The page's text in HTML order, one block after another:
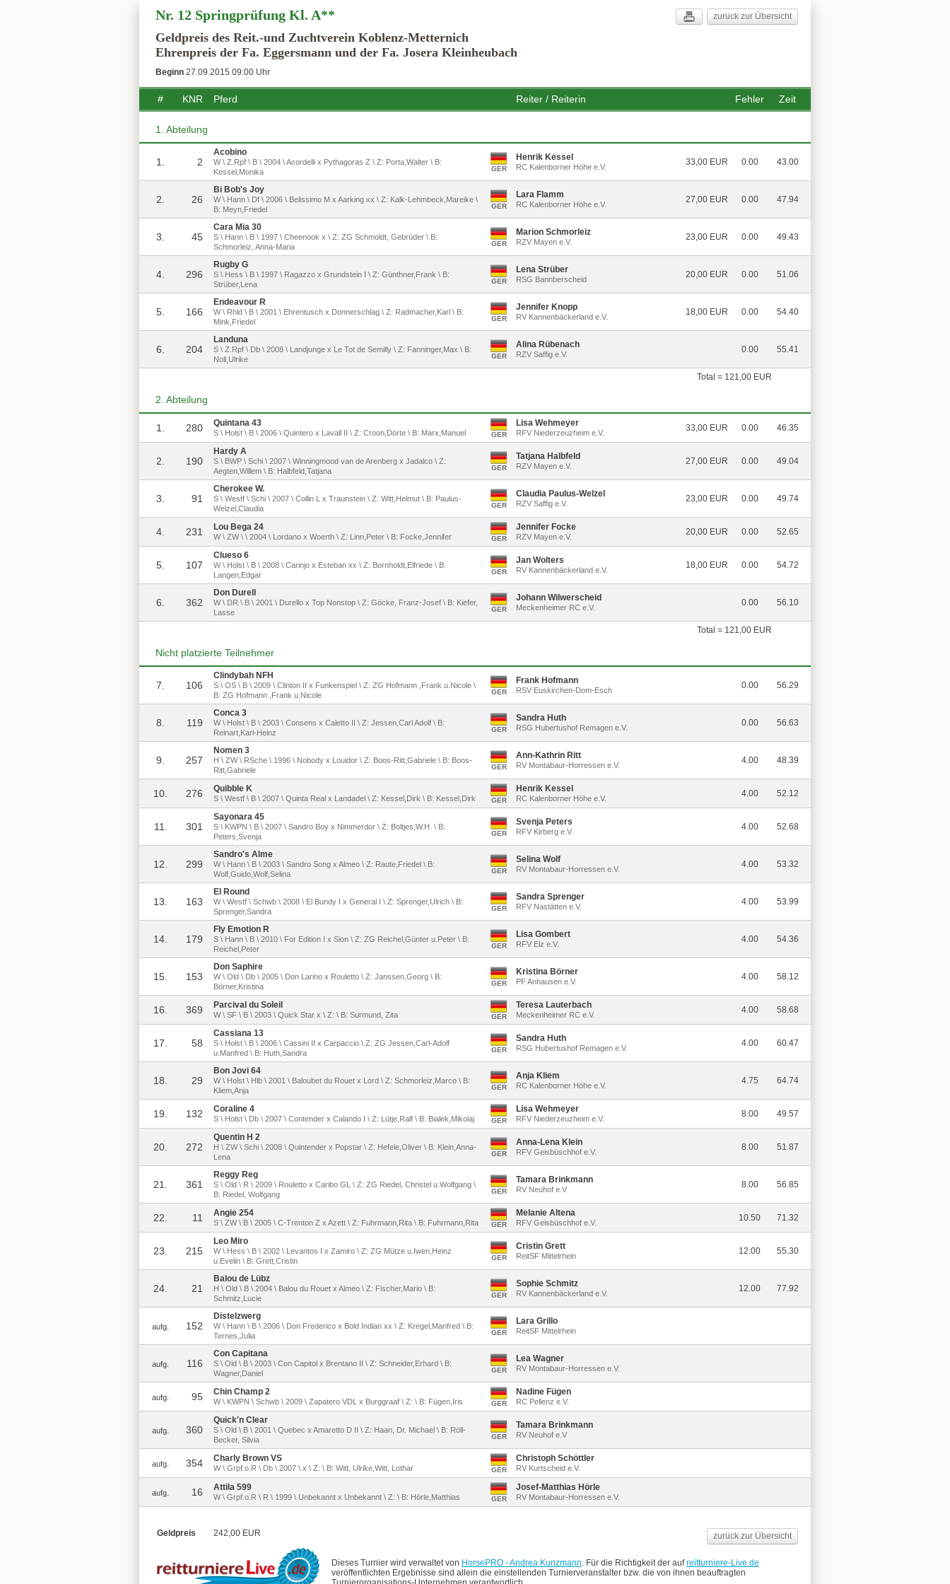
zurück zur Übersicht
Nr. 12 Springprüfung Kl. A**
Geldpreis des Reit.-und Zuchtverein Koblenz-Metternich
Ehrenpreis der Fa. Eggersmann und der Fa. Josera Kleinheubach
Beginn 27.09.2015 09:00 Uhr
# KNR Pferd Reiter / Reiterin Fehler Zeit
1. Abteilung
1. 2
Acobino
W \ Z.Rpf \ B \ 2004 \ Acordelli x Pythagoras Z \ Z: Porta,Walter \ B:
Kessel,Monika
GER
Henrik Kessel
RC Kalenborner Höhe e.V. 33,00 EUR 0.00 43.00
2. 26
Bi Bob's Joy
W \ Hann \ Df \ 2006 \ Belissimo M x Aarking xx \ Z: Kalk-Lehmbeck,Mareike \
B: Meyn,Friedel
GER
Lara Flamm
RC Kalenborner Höhe e.V. 27,00 EUR 0.00 47.94
3. 45
Cara Mia 30
S \ Hann \ B \ 1997 \ Cheenook x \ Z: ZG Schmoldt, Gebrüder \ B:
Schmorleiz, Anna-Maria
GER
Marion Schmorleiz
RZV Mayen e.V. 23,00 EUR 0.00 49.43
4. 296
Rugby G
S \ Hess \ B \ 1997 \ Ragazzo x Grundstein I \ Z: Günthner,Frank \ B:
Strüber,Lena
GER
Lena Strüber
RSG Bannberscheid 20,00 EUR 0.00 51.06
5. 166
Endeavour R
W \ Rhld \ B \ 2001 \ Ehrentusch x Donnerschlag \ Z: Radmacher,Karl \ B:
Mink,Friedel
GER
Jennifer Knopp
RV Kannenbäckerland e.V. 18,00 EUR 0.00 54.40
6. 204
Landuna
S \ Z.Rpf \ Db \ 2008 \ Landjunge x Le Tot de Semilly \ Z: Fanninger,Max \ B:
Noll,Ulrike
GER
Alina Rübenach
RZV Saffig e.V. 0.00 55.41
Total = 121,00 EUR
2. Abteilung
1. 280 Quintana 43
S \ Holst \ B \ 2006 \ Quintero x Lavall II \ Z: Croon,Dörte \ B: Marx,Manuel GER
Lisa Wehmeyer
RFV Niederzeuzheim e.V. 33,00 EUR 0.00 46.35
2. 190
Hardy A
S \ BWP \ Schi \ 2007 \ Winningmood van de Arenberg x Jadalco \ Z:
Aegten,Willem \ B: Halbfeld,Tatjana
GER
Tatjana Halbfeld
RZV Mayen e.V. 27,00 EUR 0.00 49.04
3. 91
Cherokee W.
S \ Westf \ Schi \ 2007 \ Collin L x Traunstein \ Z: Witt,Helmut \ B: Paulus-
Welzel,Claudia
GER
Claudia Paulus-Welzel
RZV Saffig e.V. 23,00 EUR 0.00 49.74
4. 231 Lou Bega 24
W \ ZW \ \ 2004 \ Lordano x Woerth \ Z: Linn,Peter \ B: Focke,Jennifer GER
Jennifer Focke
RZV Mayen e.V. 20,00 EUR 0.00 52.65
5. 107
Clueso 6
W \ Holst \ B \ 2008 \ Carinjo x Esteban xx \ Z: Bornholdt,Elfriede \ B:
Langen,Edgar
GER
Jan Wolters
RV Kannenbäckerland e.V. 18,00 EUR 0.00 54.72
6. 362
Don Durell
W \ DR \ B \ 2001 \ Durello x Top Nonstop \ Z: Göcke, Franz-Josef \ B: Kiefer,
Lasse
GER
Johann Wilwerscheid
Meckenheimer RC e.V. 0.00 56.10
Total = 121,00 EUR
Nicht platzierte Teilnehmer
7. 106
Clindybah NFH
S \ OS \ B \ 2009 \ Clinton II x Funkenspiel \ Z: ZG Hofmann ,Frank u.Nicole \
B: ZG Hofmann ,Frank u.Nicole
GER
Frank Hofmann
RSV Euskirchen-Dom-Esch 0.00 56.29
8. 119
Conca 3
W \ Holst \ B \ 2003 \ Consens x Caletto II \ Z: Jessen,Carl Adolf \ B:
Reinart,Karl-Heinz
GER
Sandra Huth
RSG Hubertushof Remagen e.V. 0.00 56.63
9. 257
Nomen 3
H \ ZW \ RSche \ 1996 \ Nobody x Louidor \ Z: Boos-Ritt,Gabriele \ B: Boos-
Ritt,Gabriele
GER
Ann-Kathrin Ritt
RV Montabaur-Horressen e.V. 4.00 48.39
10. 276 Quibble K
S \ Westf \ B \ 2007 \ Quinta Real x Landadel \ Z: Kessel,Dirk \ B: Kessel,Dirk GER
Henrik Kessel
RC Kalenborner Höhe e.V. 4.00 52.12
11. 301
Sayonara 45
S \ KWPN \ B \ 2007 \ Sandro Boy x Nimmerdor \ Z: Boltjes,W.H. \ B:
Peters,Svenja
GER
Svenja Peters
RFV Kirberg e.V. 4.00 52.68
12. 299
Sandro's Alme
W \ Hann \ B \ 2003 \ Sandro Song x Almeo \ Z: Raute,Friedel \ B:
Wolf,Guido,Wolf,Selina
GER
Selina Wolf
RV Montabaur-Horressen e.V. 4.00 53.32
13. 163
El Round
W \ Westf \ Schwb \ 2008 \ El Bundy I x General I \ Z: Sprenger,Ulrich \ B:
Sprenger,Sandra
GER
Sandra Sprenger
RFV Nastätten e.V. 4.00 53.99
14. 179
Fly Emotion R
S \ Hann \ B \ 2010 \ For Edition I x Sion \ Z: ZG Reichel,Günter u.Peter \ B:
Reichel,Peter
GER
Lisa Gombert
RFV Elz e.V. 4.00 54.36
15. 153
Don Saphire
W \ Old \ Db \ 2005 \ Don Larino x Rouletto \ Z: Janssen,Georg \ B:
Börner,Kristina
GER
Kristina Börner
PF Anhausen e.V. 4.00 58.12
16. 369 Parcival du Soleil
W \ SF \ B \ 2003 \ Quick Star x \ Z: \ B: Surmund, Zita GER
Teresa Lauterbach
Meckenheimer RC e.V. 4.00 58.68
17. 58
Cassiana 13
S \ Holst \ B \ 2006 \ Cassini II x Carpaccio \ Z: ZG Jessen,Carl-Adolf
u.Manfred \ B: Huth,Sandra
GER
Sandra Huth
RSG Hubertushof Remagen e.V. 4.00 60.47
18. 29
Bon Jovi 64
W \ Holst \ Hlb \ 2001 \ Baloubet du Rouet x Lord \ Z: Schmorleiz,Marco \ B:
Kliem,Anja
GER
Anja Kliem
RC Kalenborner Höhe e.V. 4.75 64.74
19. 132 Coraline 4
S \ Holst \ Db \ 2007 \ Contender x Calando I \ Z: Lütje,Ralf \ B: Bialek,Mikolaj GER
Lisa Wehmeyer
RFV Niederzeuzheim e.V. 8.00 49.57
20. 272
Quentin H 2
H \ ZW \ Schi \ 2008 \ Quintender x Popstar \ Z: Hefele,Oliver \ B: Klein,Anna-
Lena
GER
Anna-Lena Klein
RFV Geisbüschhof e.V. 8.00 51.87
21. 361
Reggy Reg
S \ Old \ R \ 2009 \ Rouletto x Caribo GL \ Z: ZG Riedel, Christel u.Wolfgang \
B: Riedel, Wolfgang
GER
Tamara Brinkmann
RV Neuhof e.V 8.00 56.85
22. 11 Angie 254
S \ ZW \ B \ 2005 \ C-Trenton Z x Azett \ Z: Fuhrmann,Rita \ B: Fuhrmann,Rita GER
Melanie Altena
RFV Geisbüschhof e.V. 10.50 71.32
23. 215
Leo Miro
W \ Hess \ B \ 2002 \ Levantos I x Zamiro \ Z: ZG Mütze u.Iwen,Heinz
u.Evelin \ B: Grett,Cristin
GER
Cristin Grett
ReitSF Mittelrhein 12.00 55.30
24. 21
Balou de Lübz
H \ Old \ B \ 2004 \ Balou du Rouet x Almeo \ Z: Fischer,Mario \ B:
Schmitz,Lucie
GER
Sophie Schmitz
RV Kannenbäckerland e.V. 12.00 77.92
aufg. 152
Distelzwerg
W \ Hann \ B \ 2006 \ Don Frederico x Bold Indian xx \ Z: Kregel,Manfred \ B:
Ternes,Julia
GER
Lara Grillo
ReitSF Mittelrhein
aufg. 116
Con Capitana
S \ Old \ B \ 2003 \ Con Capitol x Brentano II \ Z: Schneider,Erhard \ B:
Wagner,Daniel
GER
Lea Wagner
RV Montabaur-Horressen e.V.
aufg. 95 Chin Champ 2
W \ KWPN \ Schwb \ 2009 \ Zapatero VDL x Burggraaf \ Z: \ B: Fügen,Iris GER
Nadine Fügen
RC Pellenz e.V.
aufg. 360
Quick'n Clear
S \ Old \ B \ 2001 \ Quebec x Amaretto D II \ Z: Haan, Dr. Michael \ B: Röll-
Becker, Silvia
GER
Tamara Brinkmann
RV Neuhof e.V
aufg. 354 Charly Brown VS
W \ Grpf.o.R \ Db \ 2007 \ x \ Z: \ B: Witt, Ulrike,Witt, Lothar GER
Christoph Schöttler
RV Kurtscheid e.V.
aufg. 16 Attila 599
W \ Grpf.o.R \ R \ 1999 \ Unbekannt x Unbekannt \ Z: \ B: Hörle,Matthias GER
Josef-Matthias Hörle
RV Montabaur-Horressen e.V.
zurück zur Übersicht
Geldpreis 242,00 EUR
Dieses Turnier wird verwaltet von HorsePRO - Andrea Kunzmann. Für die Richtigkeit der aufreitturniere-Live.de
veröffentlichten Ergebnisse sind allein die einstellenden Turnierveranstalter bzw. die von ihnen beauftragten